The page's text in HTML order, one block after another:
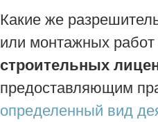
Какие же
или монтажных
строительных
предоставляющим
определенный вид